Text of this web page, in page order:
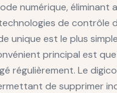
numérique, éliminant
de contrôle
unique est le plus
principal est
régulièrement. Le
de supprimer